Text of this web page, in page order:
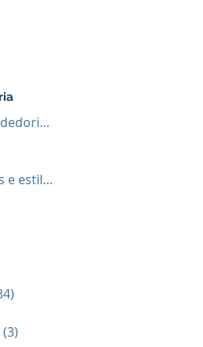
Negócios - Empreendedorismo
Gastronomia, vinhos e estilo de vid
(3)